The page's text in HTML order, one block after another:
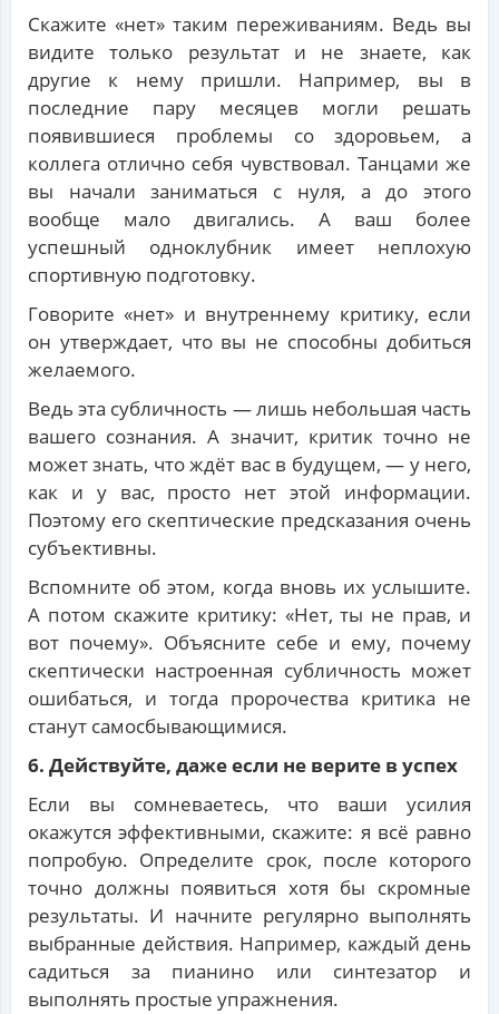
Скажите «нет» таким переживаниям. Ведь вы
видите только результат и не знаете, как
другие к нему пришли. Например, вы в
последние пару месяцев могли решать
появившиеся проблемы со здоровьем, а
коллега отлично себя чувствовал. Танцами же
вы начали заниматься с нуля, а до этого
вообще мало двигались. А ваш более
успешный одноклубник имеет неплохую
спортивную подготовку.
Говорите «нет» и внутреннему критику, если
он утверждает, что вы не способны добиться
желаемого.
Ведь эта субличность — лишь небольшая часть
вашего сознания. А значит, критик точно не
может знать, что ждёт вас в будущем, — у него,
как и у вас, просто нет этой информации.
Поэтому его скептические предсказания очень
субъективны.
Вспомните об этом, когда вновь их услышите.
А потом скажите критику: «Нет, ты не прав, и
вот почему». Объясните себе и ему, почему
скептически настроенная субличность может
ошибаться, и тогда пророчества критика не
станут самосбывающимися.
6. Действуйте, даже если не верите в успех
Если вы сомневаетесь, что ваши усилия
окажутся эффективными, скажите: я всё равно
попробую. Определите срок, после которого
точно должны появиться хотя бы скромные
результаты. И начните регулярно выполнять
выбранные действия. Например, каждый день
садиться за пианино или синтезатор и
выполнять простые упражнения.